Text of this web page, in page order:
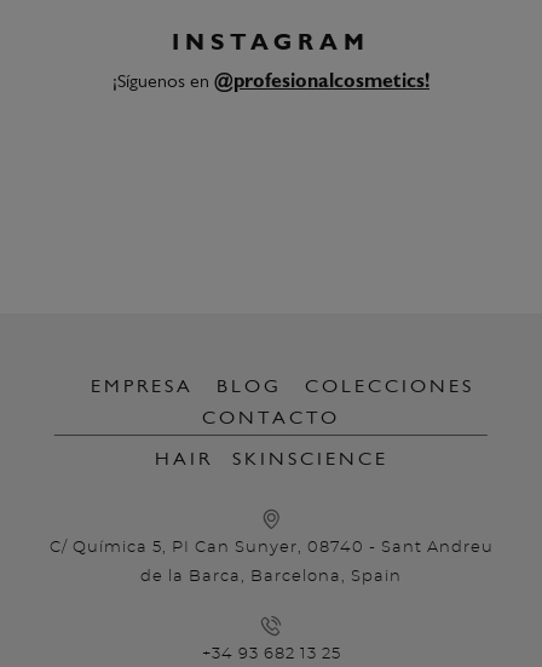
INSTAGRAM
¡Síguenos en @profesionalcosmetics!
EMPRESA BLOG
COLECCIONES
CONTACTO
HAIR SKINSCIENCE
C/ Química 5, PI Can Sunyer, 08740 - Sant Andreu
de la Barca, Barcelona, Spain
+34 93 682 13 25